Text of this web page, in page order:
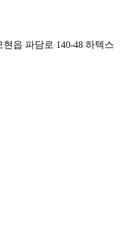
읍 파담로 140-48 하텍스